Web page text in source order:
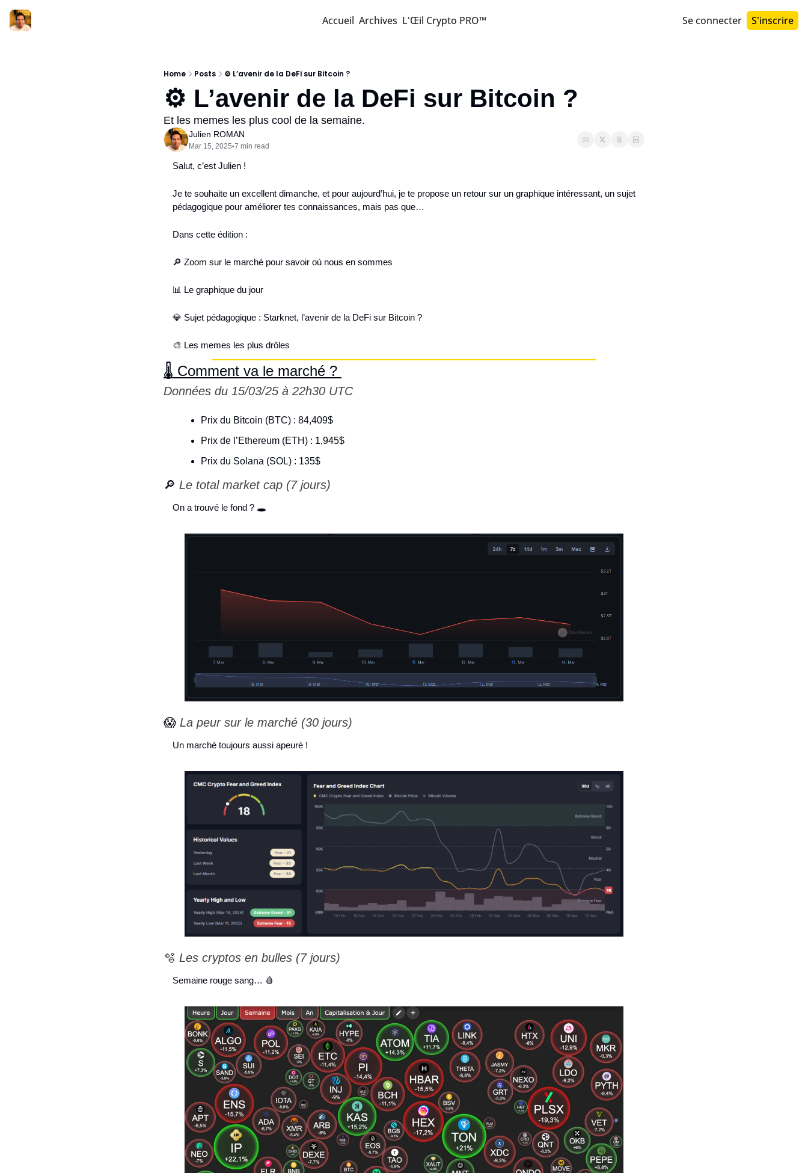
Accueil Archives L'Œil Crypto PRO™ Se connecter S'inscrire
Home Posts ⚙️ L’avenir de la DeFi sur Bitcoin ?
⚙️ L’avenir de la DeFi sur Bitcoin ?
Et les memes les plus cool de la semaine.
Julien ROMAN
Mar 15, 2025•7 min read
Salut, c’est Julien !
Je te souhaite un excellent dimanche, et pour aujourd’hui, je te propose un retour sur un graphique intéressant, un sujet
pédagogique pour améliorer tes connaissances, mais pas que…
Dans cette édition :
🔎 Zoom sur le marché pour savoir où nous en sommes
📊 Le graphique du jour
💎 Sujet pédagogique : Starknet, l’avenir de la DeFi sur Bitcoin ?
🎨 Les memes les plus drôles
🌡 Comment va le marché ?
Données du 15/03/25 à 22h30 UTC
Prix du Bitcoin (BTC) : 84,409$
Prix de l’Ethereum (ETH) : 1,945$
Prix du Solana (SOL) : 135$
🔎 Le total market cap (7 jours)
On a trouvé le fond ? 🕳️
😱 La peur sur le marché (30 jours)
Un marché toujours aussi apeuré !
🫧 Les cryptos en bulles (7 jours)
Semaine rouge sang… 🩸